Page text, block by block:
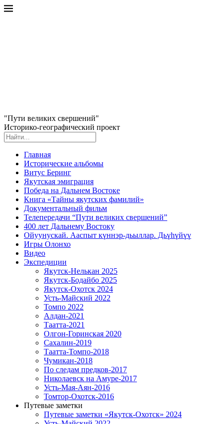
"Пути великих свершений"
Историко-географический проект
Главная
Исторические альбомы
Витус Беринг
Якутская эмиграция
Победа на Дальнем Востоке
Книга «Тайны якутских фамилий»
Документальный фильм
Телепередачи “Пути великих свершений”
400 лет Дальнему Востоку
Ойуунускай. Ааспыт күннэр-дьыллар. Дьүһүйүү
Игры Олонхо
Видео
Экспедиции
Якутск-Нелькан 2025
Якутск-Бодайбо 2025
Якутск-Охотск 2024
Усть-Майский 2022
Томпо 2022
Алдан-2021
Таатта-2021
Олгон-Горинская 2020
Сахалин-2019
Таатта-Томпо-2018
Чумикан-2018
По следам предков-2017
Николаевск на Амуре-2017
Усть-Мая-Аян-2016
Томтор-Охотск-2016
Путевые заметки
Путевые заметки «Якутск-Охотск» 2024